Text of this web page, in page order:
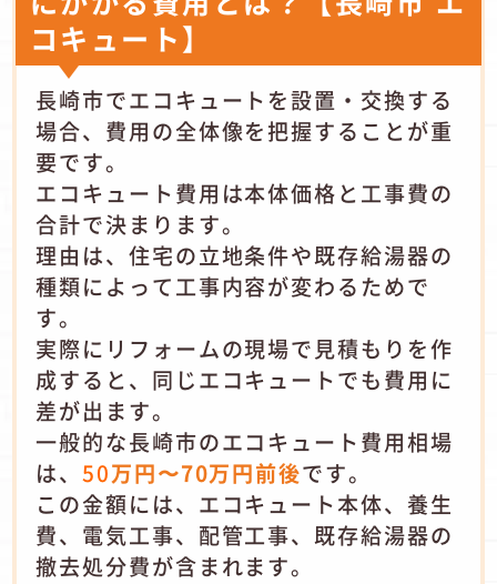
コキュート】
長崎市でエコキュートを設置・交換する
場合、費用の全体像を把握することが重
要です。
エコキュート費用は本体価格と工事費の
合計で決まります。
理由は、住宅の立地条件や既存給湯器の
種類によって工事内容が変わるためで
す。
実際にリフォームの現場で見積もりを作
成すると、同じエコキュートでも費用に
差が出ます。
一般的な長崎市のエコキュート費用相場
は、50万円〜70万円前後です。
この金額には、エコキュート本体、養生
費、電気工事、配管工事、既存給湯器の
撤去処分費が含まれます。